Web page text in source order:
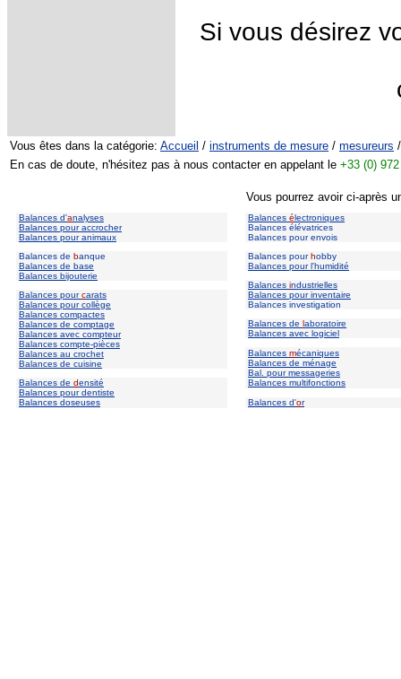
Si vous désirez
Vous êtes dans la catégorie: Accueil / instruments de mesure / mesureurs
En cas de doute, n'hésitez pas à nous contacter en appelant le +33 (0)
Vous pourrez avoir ci-après
Balances d'analyses
Balances pour accrocher
Balances pour animaux
Balances de banque
Balances de base
Balances bijouterie
Balances pourcarats
Balances pour collège
Balances compactes
Balances de comptage
Balances avec compteur
Balances compte-pièces
Balances au crochet
Balances de cuisine
Balances de densité
Balances pour dentiste
Balances doseuses
Balances électroniques
Balances élévatrices
Balances pour envois
Balances pourhobby
Balances pour l'humidité
Balances industrielles
Balances pour inventaire
Balances investigation
Balances de laboratoire
Balances avec logiciel
Balances mécaniques
Balances de ménage
Bal. pour messageries
Balances multifonctions
Balances d'or